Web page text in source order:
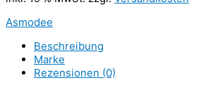
Asmodee
Beschreibung
Marke
Rezensionen (0)